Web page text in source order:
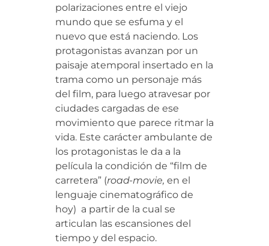
polarizaciones entre el viejo
mundo que se esfuma y el
nuevo que está naciendo. Los
protagonistas avanzan por un
paisaje atemporal insertado en la
trama como un personaje más
del film, para luego atravesar por
ciudades cargadas de ese
movimiento que parece ritmar la
vida. Este carácter ambulante de
los protagonistas le da a la
película la condición de “film de
carretera” (road-movie, en el
lenguaje cinematográfico de
hoy) a partir de la cual se
articulan las escansiones del
tiempo y del espacio.